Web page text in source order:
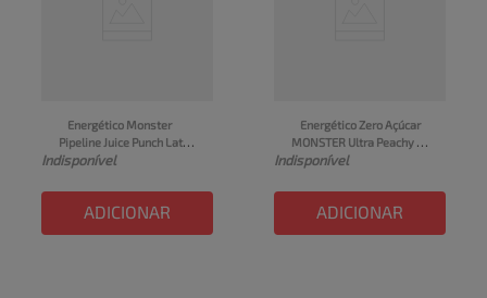
Energético Monster
Pipeline Juice Punch Lata
473ml
Indisponível
ADICIONAR
Energético Zero Açúcar
MONSTER Ultra Peachy
Keen Pêssego Lata
Indisponível
ADICIONAR